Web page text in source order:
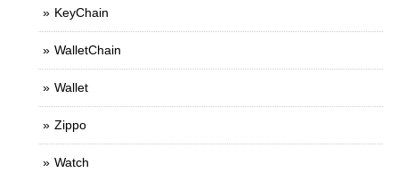
KeyChain
WalletChain
Wallet
Zippo
Watch